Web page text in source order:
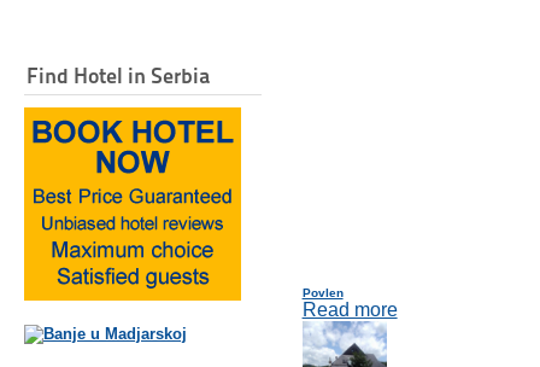
Find Hotel in Serbia
Povlen
Read more